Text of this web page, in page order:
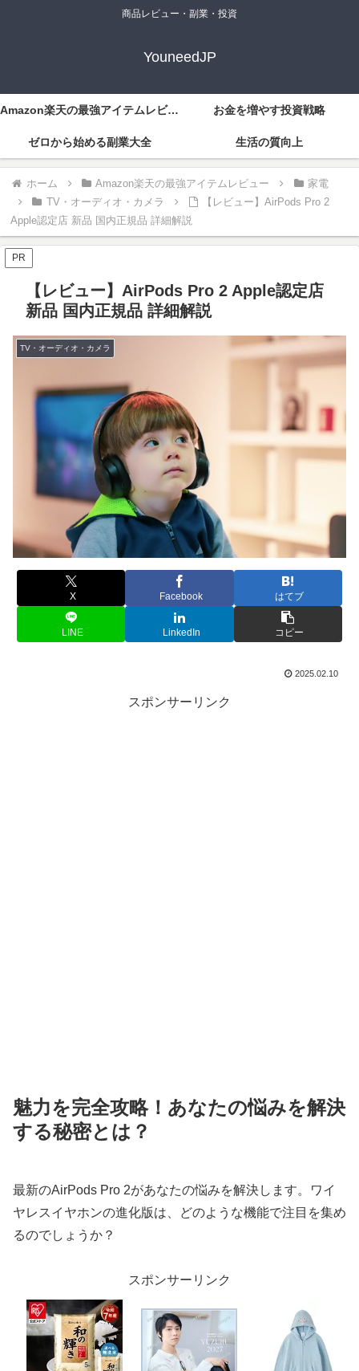
商品レビュー・副業・投資
YouneedJP
Amazon楽天の最強アイテムレビュー お金を増やす投資戦略
ゼロから始める副業大全 生活の質向上
ホーム Amazon楽天の最強アイテムレビュー
家電
TV・オーディオ・カメラ
【レビュー】AirPods Pro 2
Apple認定店 新品 国内正規品 詳細解説
PR
【レビュー】AirPods Pro 2 Apple認定店
新品 国内正規品 詳細解説
TV・オーディオ・カメラ
X Facebook はてブ
LINE LinkedIn コピー
2025.02.10
スポンサーリンク
魅力を完全攻略！あなたの悩みを解決
する秘密とは？
最新のAirPods Pro 2があなたの悩みを解決します。ワイ
ヤレスイヤホンの進化版は、どのような機能で注目を集め
るのでしょうか？
スポンサーリンク